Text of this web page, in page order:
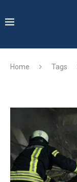
Home Tags